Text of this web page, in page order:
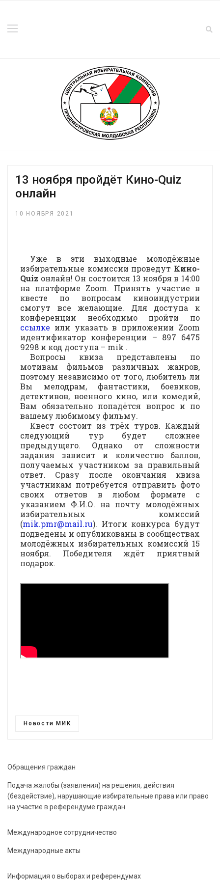
13 ноября пройдёт Кино-Quiz
онлайн
10 НОЯБРЯ 2021
Уже в эти выходные молодёжные
избирательные комиссии проведут Кино-
Quiz онлайн! Он состоится 13 ноября в 14:00
на платформе Zoom. Принять участие в
квесте по вопросам киноиндустрии
смогут все желающие. Для доступа к
конференции необходимо пройти по
ссылке или указать в приложении Zoom
идентификатор конференции – 897 6475
9298 и код доступа – mik .
Вопросы квиза представлены по
мотивам фильмов различных жанров,
поэтому независимо от того, любитель ли
Вы мелодрам, фантастики, боевиков,
детективов, военного кино, или комедий,
Вам обязательно попадётся вопрос и по
вашему любимому фильму.
Квест состоит из трёх туров. Каждый
следующий тур будет сложнее
предыдущего. Однако от сложности
задания зависит и количество баллов,
получаемых участником за правильный
ответ. Сразу после окончания квиза
участникам потребуется отправить фото
своих ответов в любом формате с
указанием Ф.И.О. на почту молодёжных
избирательных комиссий
(mik.pmr@mail.ru). Итоги конкурса будут
подведены и опубликованы в сообществах
молодёжных избирательных комиссий 15
ноября. Победителя ждёт приятный
подарок.
Новости МИК
Обращения граждан
Подача жалобы (заявления) на решения, действия
(бездействие), нарушающие избирательные права или право
на участие в референдуме граждан
Международное сотрудничество
Международные акты
Информация о выборах и референдумах